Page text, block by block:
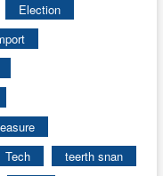
Election
Tech
teerth snan